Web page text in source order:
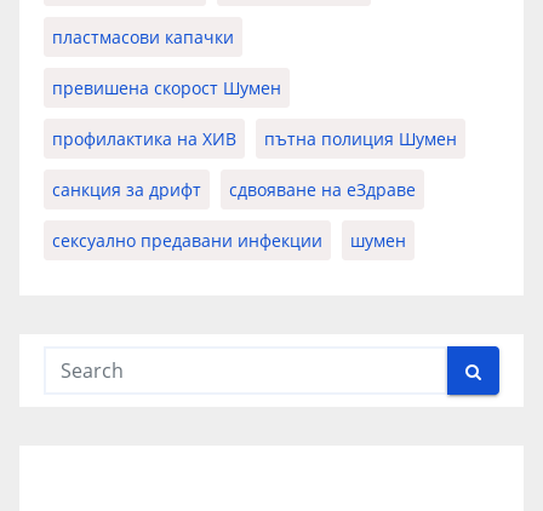
пластмасови капачки
превишена скорост Шумен
профилактика на ХИВ пътна полиция Шумен
санкция за дрифт сдвояване на еЗдраве
сексуално предавани инфекции шумен